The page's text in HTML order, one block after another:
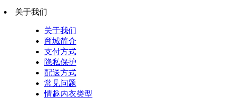
关于我们
关于我们
商城简介
支付方式
隐私保护
配送方式
常见问题
情趣内衣类型